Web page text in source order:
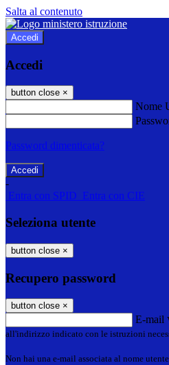
Salta al contenuto
Accedi
Accedi
button close ×
Nome
Password dimenticata?
-
Entra con SPID Entra con CIE
Seleziona utente
button close ×
Recupero password
button close ×
E-mail
all'indirizzo indicato con le istruzioni
Non hai una e-mail associata al nome